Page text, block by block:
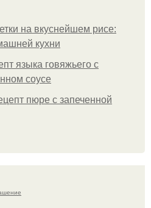
на вкуснейшем рисе:
кухни
языка говяжьего с
соусе
пюре с запеченной